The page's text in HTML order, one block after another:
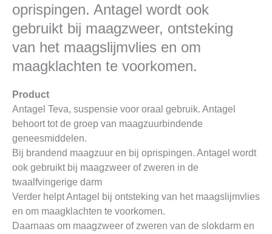
oprispingen. Antagel wordt ook
gebruikt bij maagzweer, ontsteking
van het maagslijmvlies en om
maagklachten te voorkomen.
Product
Antagel Teva, suspensie voor oraal gebruik. Antagel
behoort tot de groep van maagzuurbindende
geneesmiddelen.
Bij brandend maagzuur en bij oprispingen. Antagel wordt
ook gebruikt bij maagzweer of zweren in de
twaalfvingerige darm
Verder helpt Antagel bij ontsteking van het maagslijmvlies
en om maagklachten te voorkomen.
Daarnaas om maagzweer of zweren van de slokdarm en